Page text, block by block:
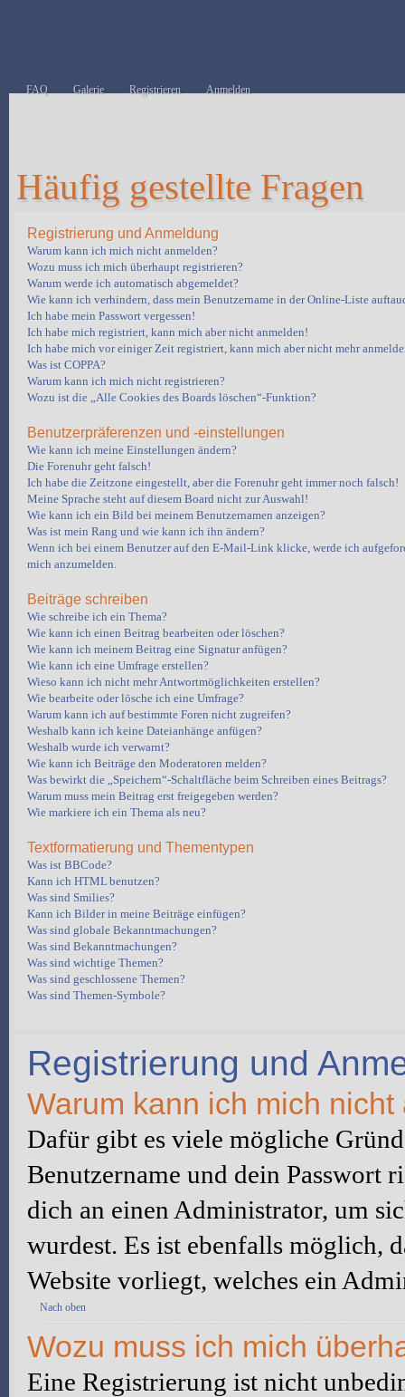
FAQ Galerie Registrieren Anmelden
Häufig gestellte Fragen
Registrierung und Anmeldung
Warum kann ich mich nicht anmelden?
Wozu muss ich mich überhaupt registrieren?
Warum werde ich automatisch abgemeldet?
Wie kann ich verhindern, dass mein Benutzername in der Online-Liste
Ich habe mein Passwort vergessen!
Ich habe mich registriert, kann mich aber nicht anmelden!
Ich habe mich vor einiger Zeit registriert, kann mich aber nicht mehr
Was ist COPPA?
Warum kann ich mich nicht registrieren?
Wozu ist die „Alle Cookies des Boards löschen“-Funktion?
Benutzerpräferenzen und -einstellungen
Wie kann ich meine Einstellungen ändern?
Die Forenuhr geht falsch!
Ich habe die Zeitzone eingestellt, aber die Forenuhr geht immer noch falsch!
Meine Sprache steht auf diesem Board nicht zur Auswahl!
Wie kann ich ein Bild bei meinem Benutzernamen anzeigen?
Was ist mein Rang und wie kann ich ihn ändern?
Wenn ich bei einem Benutzer auf den E-Mail-Link klicke, werde ich
mich anzumelden.
Beiträge schreiben
Wie schreibe ich ein Thema?
Wie kann ich einen Beitrag bearbeiten oder löschen?
Wie kann ich meinem Beitrag eine Signatur anfügen?
Wie kann ich eine Umfrage erstellen?
Wieso kann ich nicht mehr Antwortmöglichkeiten erstellen?
Wie bearbeite oder lösche ich eine Umfrage?
Warum kann ich auf bestimmte Foren nicht zugreifen?
Weshalb kann ich keine Dateianhänge anfügen?
Weshalb wurde ich verwarnt?
Wie kann ich Beiträge den Moderatoren melden?
Was bewirkt die „Speichern“-Schaltfläche beim Schreiben eines Beitrags?
Warum muss mein Beitrag erst freigegeben werden?
Wie markiere ich ein Thema als neu?
Textformatierung und Thementypen
Was ist BBCode?
Kann ich HTML benutzen?
Was sind Smilies?
Kann ich Bilder in meine Beiträge einfügen?
Was sind globale Bekanntmachungen?
Was sind Bekanntmachungen?
Was sind wichtige Themen?
Was sind geschlossene Themen?
Was sind Themen-Symbole?
Registrierung und
Warum kann ich mich nicht
Dafür gibt es viele mögliche
Benutzername und dein Passwort
dich an einen Administrator, um
wurdest. Es ist ebenfalls möglich,
Website vorliegt, welches ein
Nach oben
Wozu muss ich mich
Eine Registrierung ist nicht